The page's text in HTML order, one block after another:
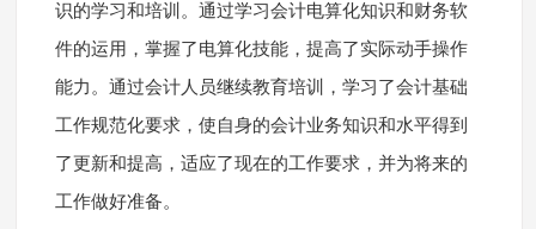
识的学习和培训。通过学习会计电算化知识和财务软
件的运用，掌握了电算化技能，提高了实际动手操作
能力。通过会计人员继续教育培训，学习了会计基础
工作规范化要求，使自身的会计业务知识和水平得到
了更新和提高，适应了现在的工作要求，并为将来的
工作做好准备。